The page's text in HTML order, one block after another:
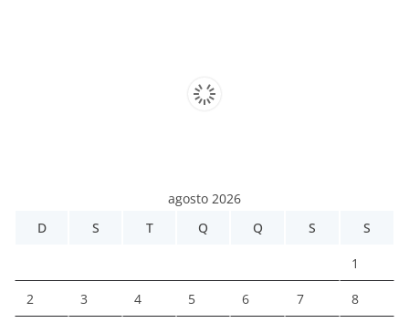
agosto 2026
D
S T Q Q S S
1
2 3 4 5 6 7 8